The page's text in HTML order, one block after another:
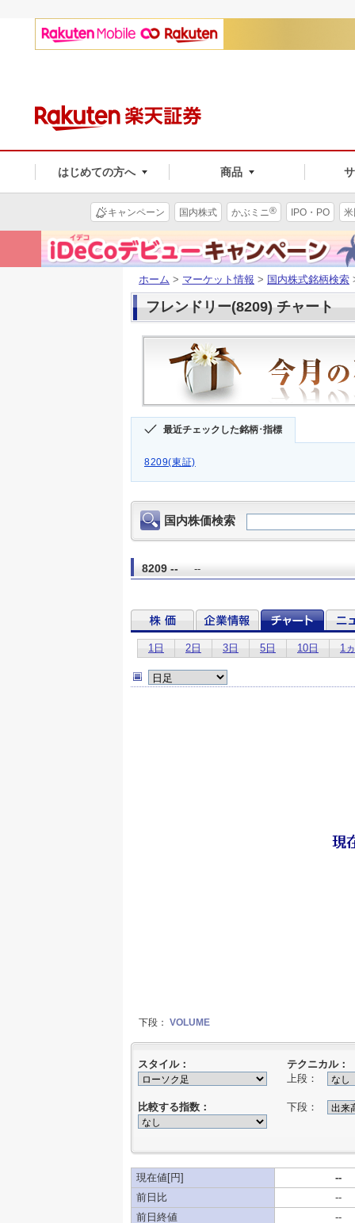
はじめての方へ 商品
キャンペーン 国内株式 かぶミニ® IPO・PO
ホーム > マーケット情報 > 国内株式銘柄検索
フレンドリー(8209) チャート
最近チェックした銘柄･指標
8209(東証)